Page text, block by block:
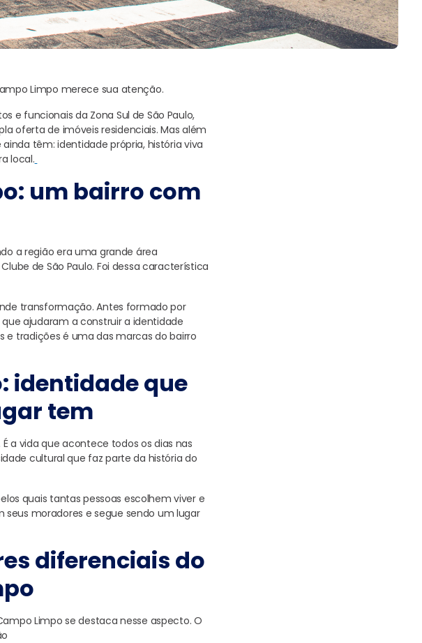
Limpo merece sua atenção.
e funcionais da Zona Sul de São Paulo,
oferta de imóveis residenciais. Mas além
têm: identidade própria, história viva
local.
um bairro com
a região era uma grande área
de São Paulo. Foi dessa característica
transformação. Antes formado por
ajudaram a construir a identidade
e tradições é uma das marcas do bairro
identidade que
tem
a vida que acontece todos os dias nas
cultural que faz parte da história do
quais tantas pessoas escolhem viver e
moradores e segue sendo um lugar
diferenciais do
Limpo se destaca nesse aspecto. O